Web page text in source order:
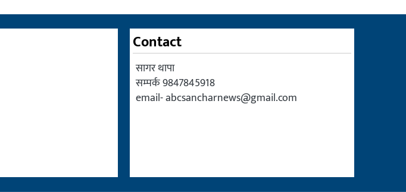
Contact
सागर थापा
सम्पर्क 9847845918
email-abcsancharnews@gmail.com